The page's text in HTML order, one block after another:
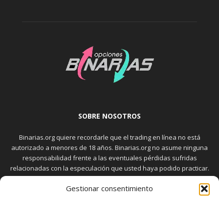
Gestionar consentimiento
SOBRE NOSOTROS
Binarias.org quiere recordarle que el trading en línea no está
autorizado a menores de 18 años. Binarias.org no asume ninguna
responsabilidad frente a las eventuales pérdidas sufridas
relacionadas con la especulación que usted haya podido practicar.
El trading en el mercado de opciones binarias implica riesgos
elevados. Usted debe conocer y aceptar estos riesgos, que